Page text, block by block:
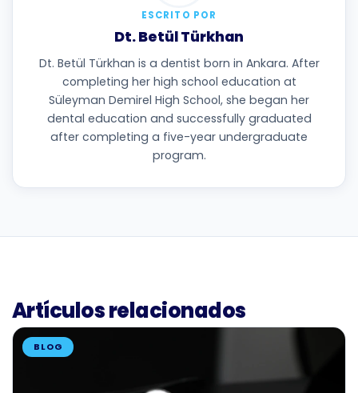
ESCRITO POR
Dt. Betül Türkhan
Dt. Betül Türkhan is a dentist born in Ankara. After
completing her high school education at
Süleyman Demirel High School, she began her
dental education and successfully graduated
after completing a five-year undergraduate
program.
Artículos relacionados
BLOG